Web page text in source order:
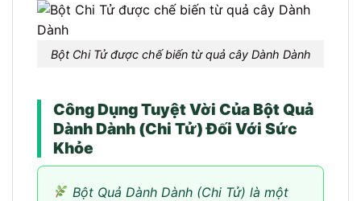
Bột Chi Tử được chế biến từ quả cây Dành Dành
Công Dụng Tuyệt Vời Của Bột Quả
Dành Dành (Chi Tử) Đối Với Sức
Khỏe
Bột Quả Dành Dành (Chi Tử) là một